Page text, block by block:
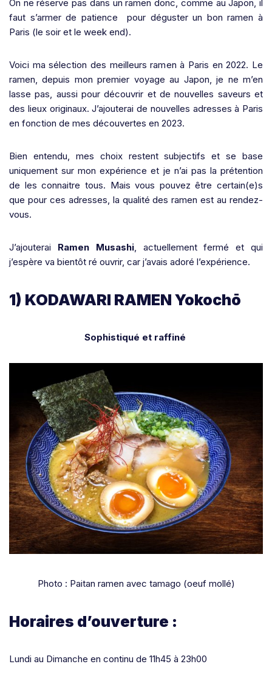
On ne réserve pas dans un ramen donc, comme au Japon, il
faut s’armer de patience pour déguster un bon ramen à
Paris (le soir et le week end).
Voici ma sélection des meilleurs ramen à Paris en 2022. Le
ramen, depuis mon premier voyage au Japon, je ne m’en
lasse pas, aussi pour découvrir et de nouvelles saveurs et
des lieux originaux. J’ajouterai de nouvelles adresses à Paris
en fonction de mes découvertes en 2023.
Bien entendu, mes choix restent subjectifs et se base
uniquement sur mon expérience et je n’ai pas la prétention
de les connaitre tous. Mais vous pouvez être certain(e)s
que pour ces adresses, la qualité des ramen est au rendez-
vous.
J’ajouterai Ramen Musashi, actuellement fermé et qui
j’espère va bientôt ré ouvrir, car j’avais adoré l’expérience.
1) KODAWARI RAMEN Yokochō
Sophistiqué et raffiné
Photo : Paitan ramen avec tamago (oeuf mollé)
Horaires d’ouverture :
Lundi au Dimanche en continu de 11h45 à 23h00